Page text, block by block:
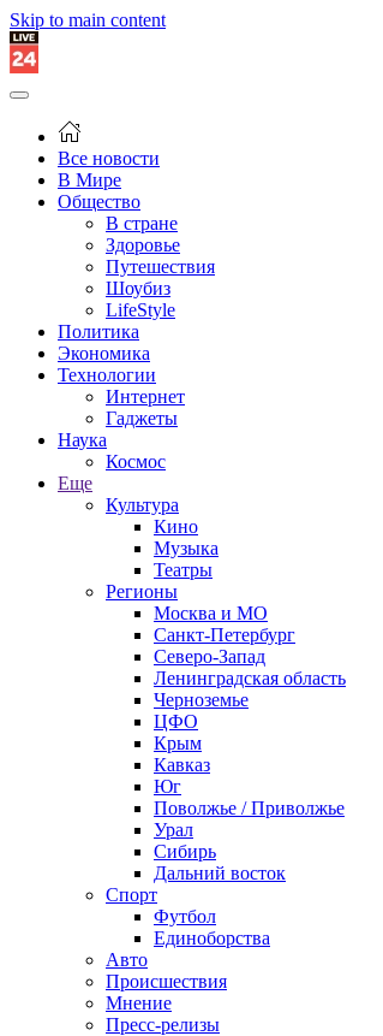
Skip to main content
Все новости
В Мире
Общество
В стране
Здоровье
Путешествия
Шоубиз
LifeStyle
Политика
Экономика
Технологии
Интернет
Гаджеты
Наука
Космос
Еще
Культура
Кино
Музыка
Театры
Регионы
Москва и МО
Санкт-Петербург
Северо-Запад
Ленинградская область
Черноземье
ЦФО
Крым
Кавказ
Юг
Поволжье / Приволжье
Урал
Сибирь
Дальний восток
Спорт
Футбол
Единоборства
Авто
Происшествия
Мнение
Пресс-релизы